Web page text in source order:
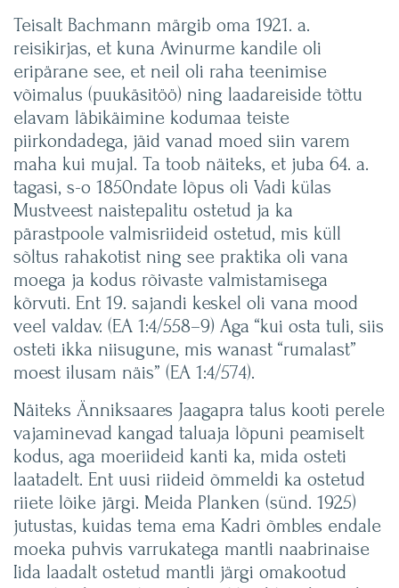
Teisalt Bachmann märgib oma 1921. a.
reisikirjas, et kuna Avinurme kandile oli
eripärane see, et neil oli raha teenimise
võimalus (puukäsitöö) ning laadareiside tõttu
elavam läbikäimine kodumaa teiste
piirkondadega, jäid vanad moed siin varem
maha kui mujal. Ta toob näiteks, et juba 64. a.
tagasi, s-o 1850ndate lõpus oli Vadi külas
Mustveest naistepalitu ostetud ja ka
pärastpoole valmisriideid ostetud, mis küll
sõltus rahakotist ning see praktika oli vana
moega ja kodus rõivaste valmistamisega
kõrvuti. Ent 19. sajandi keskel oli vana mood
veel valdav. (EA 1:4/558–9) Aga “kui osta tuli, siis
osteti ikka niisugune, mis wanast “rumalast”
moest ilusam näis” (EA 1:4/574).
Näiteks Änniksaares Jaagapra talus kooti perele
vajaminevad kangad taluaja lõpuni peamiselt
kodus, aga moeriideid kanti ka, mida osteti
laatadelt. Ent uusi riideid õmmeldi ka ostetud
riiete lõike järgi. Meida Planken (sünd. 1925)
jutustas, kuidas tema ema Kadri õmbles endale
moeka puhvis varrukatega mantli naabrinaise
Iida laadalt ostetud mantli järgi omakootud